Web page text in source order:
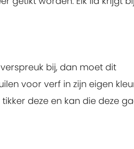
bij, dan moet dit
voor verf in zijn eigen
deze en kan die deze